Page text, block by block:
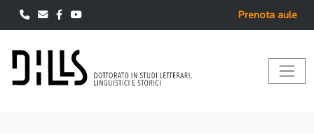
Prenota aule